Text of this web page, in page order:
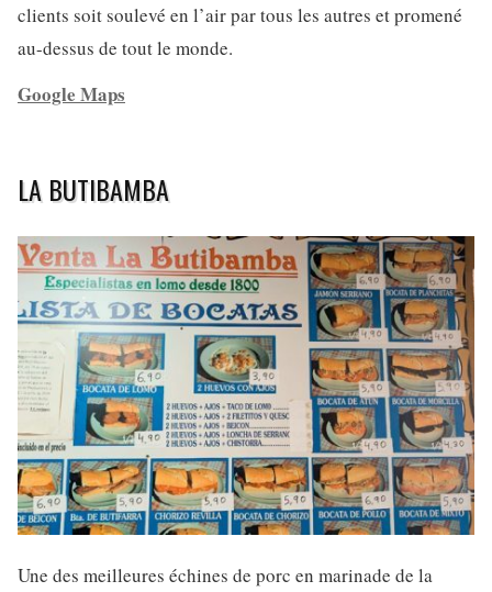
clients soit soulevé en l’air par tous les autres et promené
au-dessus de tout le monde.
Google Maps
LA BUTIBAMBA
Une des meilleures échines de porc en marinade de la